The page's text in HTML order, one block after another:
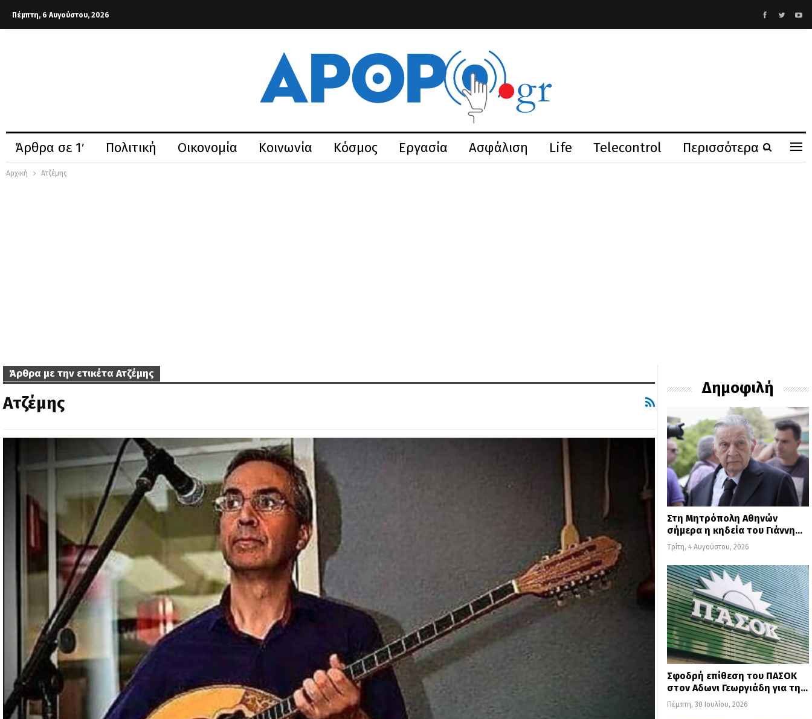
Πέμπτη, 6 Αυγούστου, 2026
Άρθρα σε 1′ Πολιτική Οικονομία Κοινωνία Κόσμος Εργασία Ασφάλιση Life Telecontrol Περισσότερα
Αρχική Ατζέμης
Άρθρα με την ετικέτα Ατζέμης
Ατζέμης
Δημοφιλή
Στη Μητρόπολη Αθηνών
σήμερα η κηδεία του Γιάννη…
Τρίτη, 4 Αυγούστου, 2026
Σφοδρή επίθεση του ΠΑΣΟΚ
στον Αδωνι Γεωργιάδη για τη…
Πέμπτη, 30 Ιουλίου, 2026